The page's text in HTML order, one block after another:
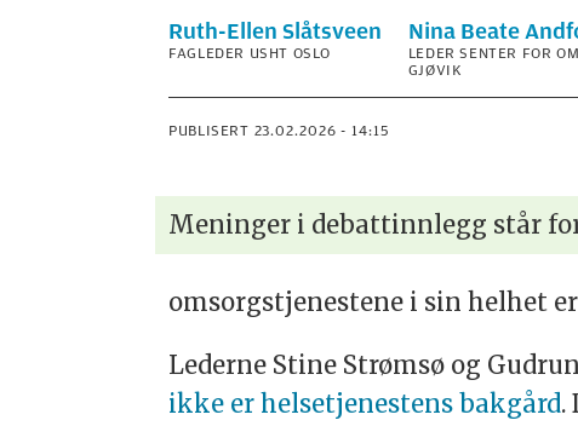
Ruth-Ellen Slåtsveen
FAGLEDER USHT OSLO
Nina Beate
LEDER SENTER FOR
GJØVIK
PUBLISERT 23.02.2026 - 14:15
Meninger i debattinnlegg står
omsorgstjenestene i sin helhet
Lederne Stine Strømsø og
ikke er helsetjenestens bakgård.